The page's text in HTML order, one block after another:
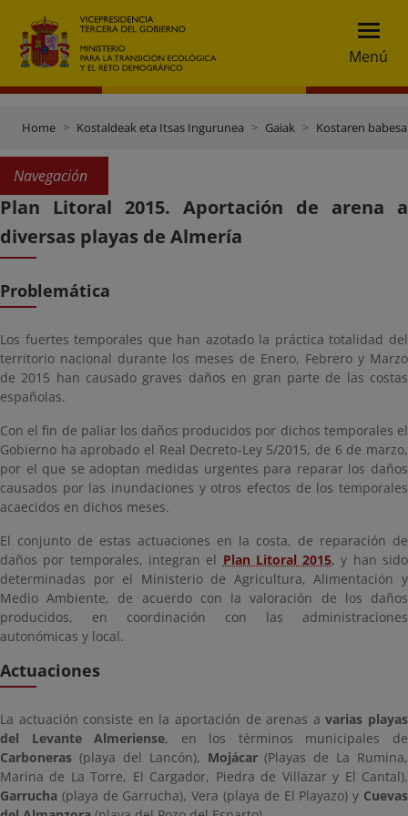
Menú
Home Kostaldeak eta Itsas Ingurunea Gaiak Kostaren babesa
Navegación
Plan Litoral 2015. Aportación de arena a
diversas playas de Almería
Problemática
Los fuertes temporales que han azotado la práctica totalidad del
territorio nacional durante los meses de Enero, Febrero y Marzo
de 2015 han causado graves daños en gran parte de las costas
españolas.
Con el fin de paliar los daños producidos por dichos temporales el
Gobierno ha aprobado el Real Decreto-Ley 5/2015, de 6 de marzo,
por el que se adoptan medidas urgentes para reparar los daños
causados por las inundaciones y otros efectos de los temporales
acaecidos en dichos meses.
El conjunto de estas actuaciones en la costa, de reparación de
daños por temporales, integran el Plan Litoral 2015, y han sido
determinadas por el Ministerio de Agricultura, Alimentación y
Medio Ambiente, de acuerdo con la valoración de los daños
producidos, en coordinación con las administraciones
autonómicas y local.
Actuaciones
La actuación consiste en la aportación de arenas avarias playas
del Levante Almeriense, en los términos municipales de
Carboneras (playa del Lancón), Mojácar(Playas de La Rumina,
Marina de La Torre, El Cargador, Piedra de Villazar y El Cantal),
Garrucha (playa de Garrucha), Vera (playa de El Playazo) y Cuevas